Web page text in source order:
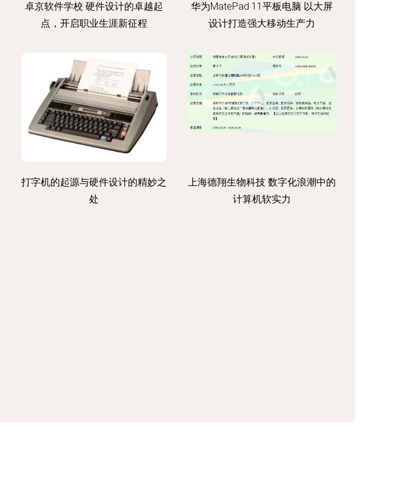
卓京软件学校 硬件设计的卓越起
点，开启职业生涯新征程
华为MatePad 11平板电脑 以大屏
设计打造强大移动生产力
打字机的起源与硬件设计的精妙之
处
上海德翔生物科技 数字化浪潮中的
计算机软实力